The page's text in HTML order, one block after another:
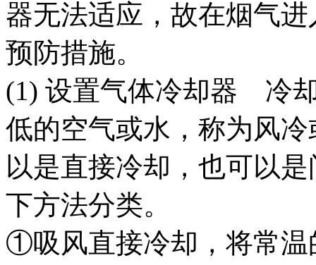
器无法适应，故在烟气
预防措施。
(1) 设置气体冷却器 冷
低的空气或水，称为风
以是直接冷却，也可以
下方法分类。
①吸风直接冷却，将常温